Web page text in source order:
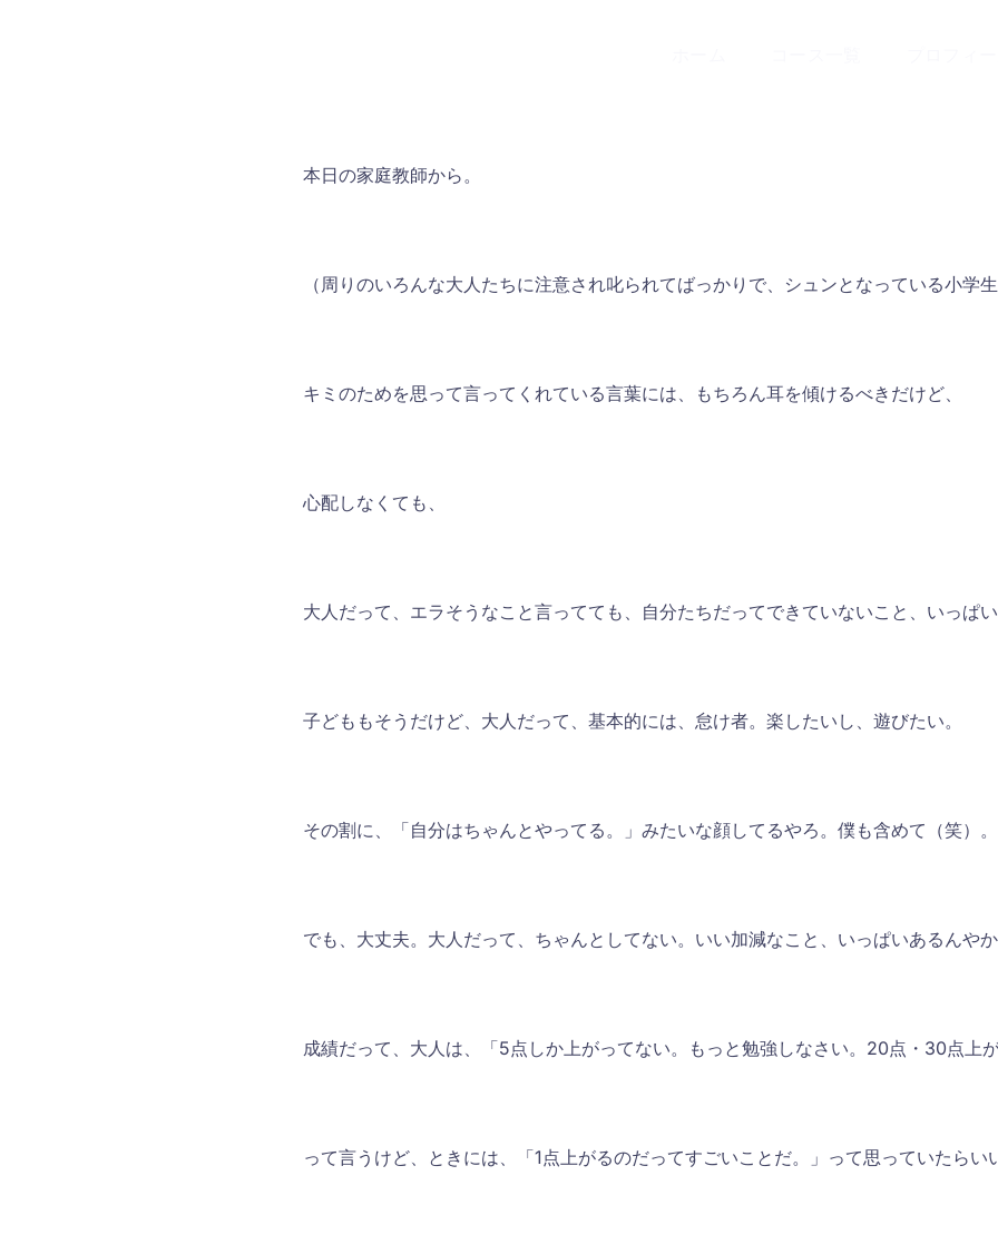
本日の家庭教師から。
（周りのいろんな大人たちに注意され叱られてばっかりで、シュンとなっている小学生
キミのためを思って言ってくれている言葉には、もちろん耳を傾けるべきだけど、
心配しなくても、
大人だって、エラそうなこと言ってても、自分たちだってできていないこと、いっぱい
子どももそうだけど、大人だって、基本的には、怠け者。楽したいし、遊びたい。
その割に、「自分はちゃんとやってる。」みたいな顔してるやろ。僕も含めて（笑）。
でも、大丈夫。大人だって、ちゃんとしてない。いい加減なこと、いっぱいあるんやか
成績だって、大人は、「5点しか上がってない。もっと勉強しなさい。20点・30点上が
って言うけど、ときには、「1点上がるのだってすごいことだ。」って思っていたらい